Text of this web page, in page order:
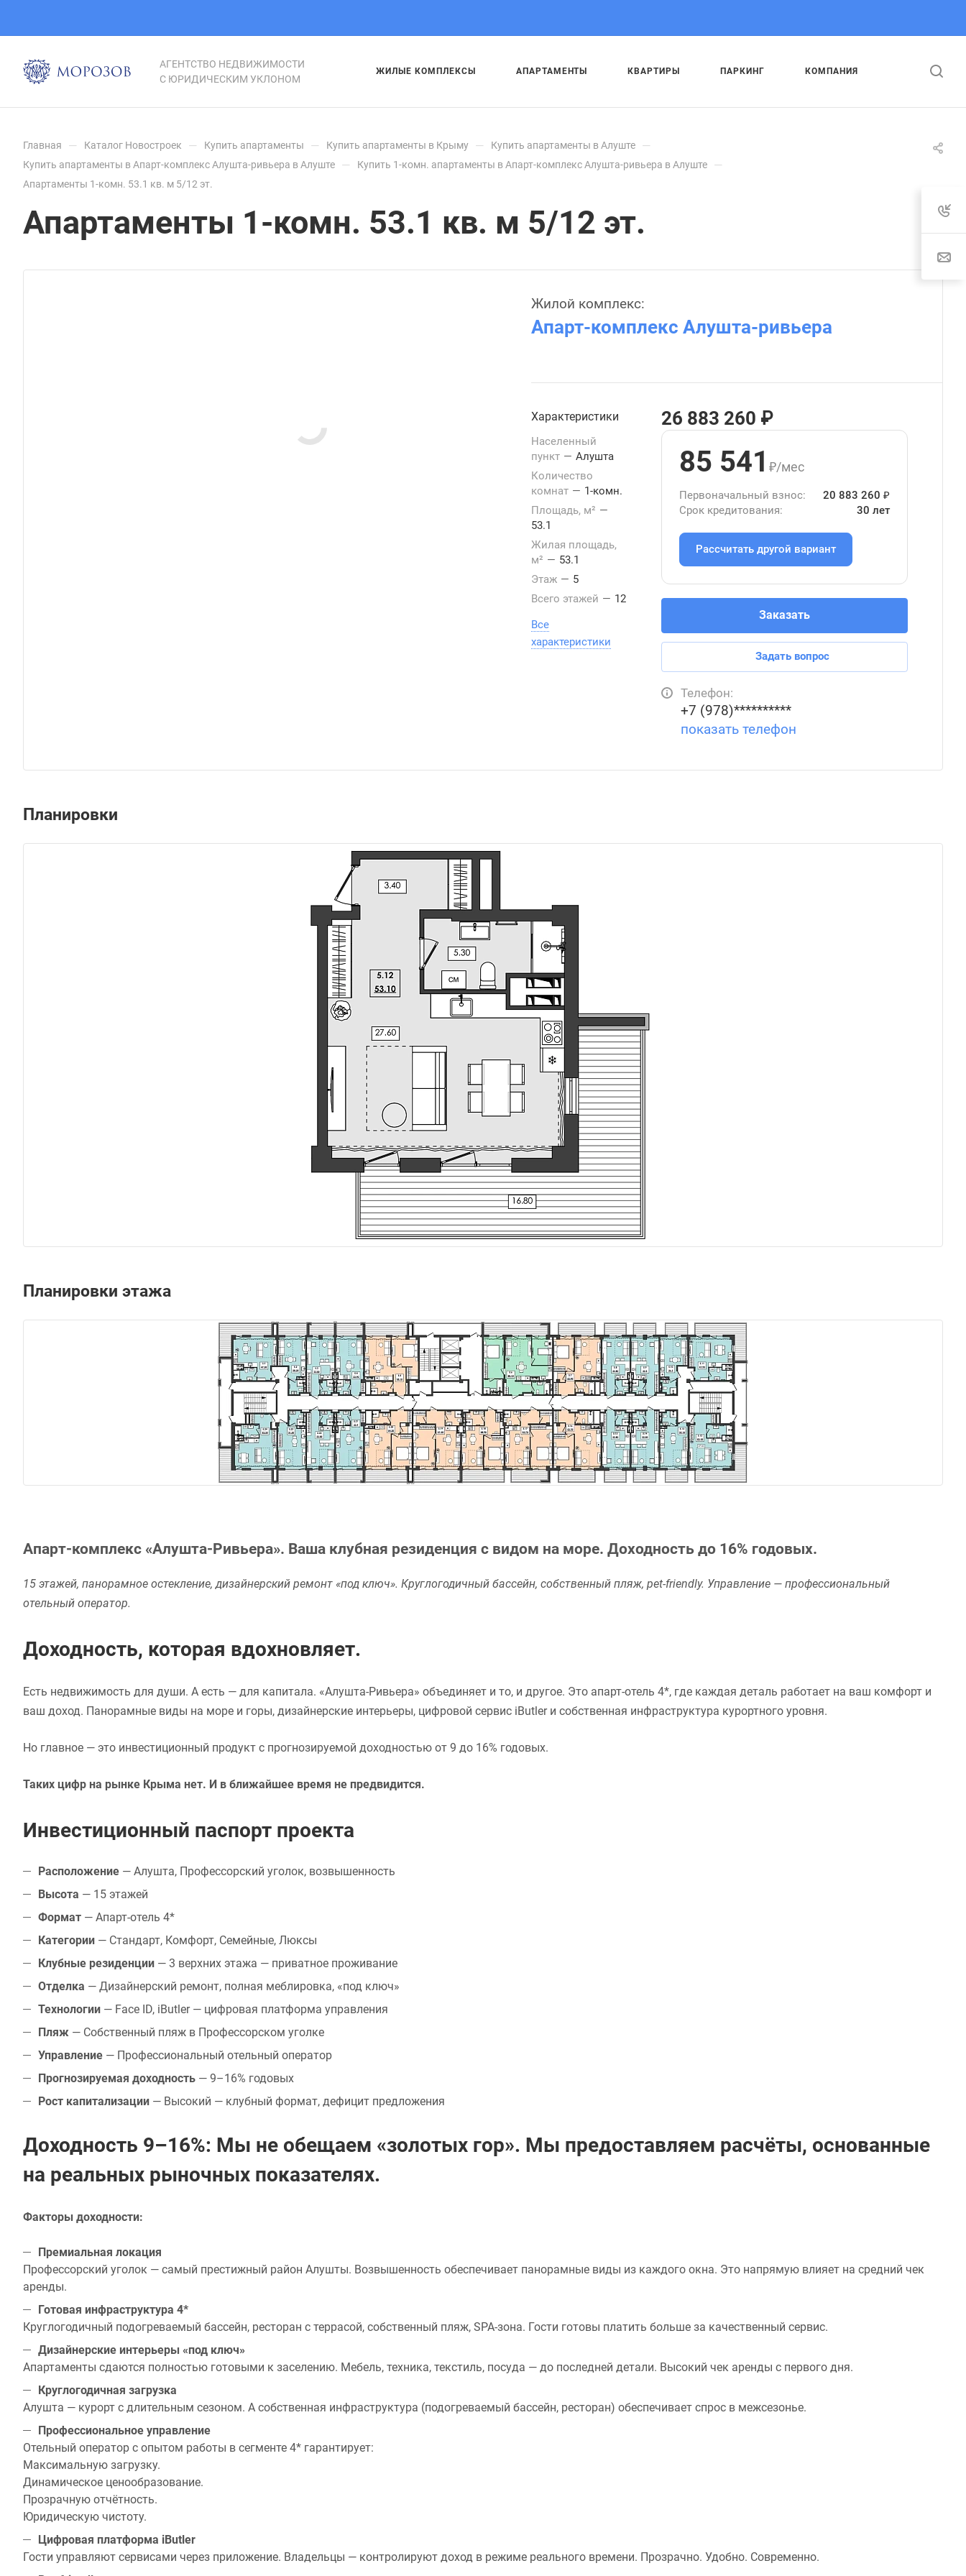
АГЕНТСТВО НЕДВИЖИМОСТИ
С ЮРИДИЧЕСКИМ УКЛОНОМ
ЖИЛЫЕ КОМПЛЕКСЫ АПАРТАМЕНТЫ КВАРТИРЫ ПАРКИНГ КОМПАНИЯ
Главная — Каталог Новостроек — Купить апартаменты — Купить апартаменты в Крыму — Купить апартаменты в Алуште —
Купить апартаменты в Апарт-комплекс Алушта-ривьера в Алуште — Купить 1-комн. апартаменты в Апарт-комплекс Алушта-ривьера в Алуште —
Апартаменты 1-комн. 53.1 кв. м 5/12 эт.
Апартаменты 1-комн. 53.1 кв. м 5/12 эт.
Жилой комплекс:
Апарт-комплекс Алушта-ривьера
Характеристики
Населенный
пункт — Алушта
Количество
комнат — 1-комн.
Площадь, м² —
53.1
Жилая площадь,
м² — 53.1
Этаж — 5
Всего этажей — 12
Все
характеристики
26 883 260 ₽
85 541 ₽/мес
Первоначальный взнос:
20 883 260 ₽
Срок кредитования:
30 лет
Рассчитать другой вариант
Заказать
Задать вопрос
Телефон:
+7 (978)**********
показать телефон
Планировки
Планировки этажа
Апарт-комплекс «Алушта-Ривьера». Ваша клубная резиденция с видом на море. Доходность до 16% годовых.
15 этажей, панорамное остекление, дизайнерский ремонт «под ключ». Круглогодичный бассейн, собственный пляж, pet-friendly. Управление — профессиональный
отельный оператор.
Доходность, которая вдохновляет.
Есть недвижимость для души. А есть — для капитала. «Алушта-Ривьера» объединяет и то, и другое. Это апарт-отель 4*, где каждая деталь работает на ваш комфорт и
ваш доход. Панорамные виды на море и горы, дизайнерские интерьеры, цифровой сервис iButler и собственная инфраструктура курортного уровня.
Но главное — это инвестиционный продукт с прогнозируемой доходностью от 9 до 16% годовых.
Таких цифр на рынке Крыма нет. И в ближайшее время не предвидится.
Инвестиционный паспорт проекта
Расположение — Алушта, Профессорский уголок, возвышенность
Высота — 15 этажей
Формат — Апарт-отель 4*
Категории — Стандарт, Комфорт, Семейные, Люксы
Клубные резиденции — 3 верхних этажа — приватное проживание
Отделка — Дизайнерский ремонт, полная меблировка, «под ключ»
Технологии — Face ID, iButler — цифровая платформа управления
Пляж — Собственный пляж в Профессорском уголке
Управление — Профессиональный отельный оператор
Прогнозируемая доходность — 9–16% годовых
Рост капитализации — Высокий — клубный формат, дефицит предложения
Доходность 9–16%: Мы не обещаем «золотых гор». Мы предоставляем расчёты, основанные
на реальных рыночных показателях.
Факторы доходности:
Премиальная локация
Профессорский уголок — самый престижный район Алушты. Возвышенность обеспечивает панорамные виды из каждого окна. Это напрямую влияет на средний чек
аренды.
Готовая инфраструктура 4*
Круглогодичный подогреваемый бассейн, ресторан с террасой, собственный пляж, SPA-зона. Гости готовы платить больше за качественный сервис.
Дизайнерские интерьеры «под ключ»
Апартаменты сдаются полностью готовыми к заселению. Мебель, техника, текстиль, посуда — до последней детали. Высокий чек аренды с первого дня.
Круглогодичная загрузка
Алушта — курорт с длительным сезоном. А собственная инфраструктура (подогреваемый бассейн, ресторан) обеспечивает спрос в межсезонье.
Профессиональное управление
Отельный оператор с опытом работы в сегменте 4* гарантирует:
Максимальную загрузку.
Динамическое ценообразование.
Прозрачную отчётность.
Юридическую чистоту.
Цифровая платформа iButler
Гости управляют сервисами через приложение. Владельцы — контролируют доход в режиме реального времени. Прозрачно. Удобно. Современно.